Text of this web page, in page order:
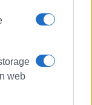
web
για το